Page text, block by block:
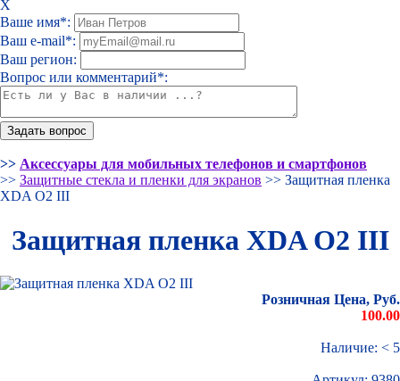
Х
Ваше имя*:
Ваш e-mail*:
Ваш регион:
Вопрос или комментарий*:
>> Аксессуары для мобильных телефонов и смартфонов
>> Защитные стекла и пленки для экранов >> Защитная пленка
XDA O2 III
Защитная пленка XDA O2 III
Розничная Цена, Руб.
100.00
Наличие: < 5